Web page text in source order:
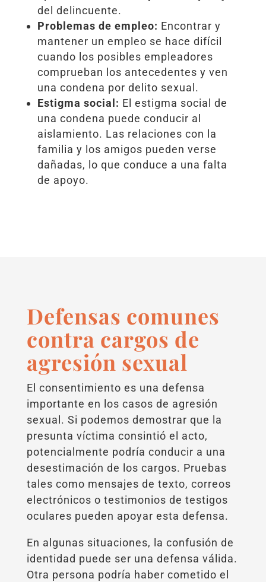
del delincuente.
Problemas de empleo: Encontrar y
mantener un empleo se hace difícil
cuando los posibles empleadores
comprueban los antecedentes y ven
una condena por delito sexual.
Estigma social: El estigma social de
una condena puede conducir al
aislamiento. Las relaciones con la
familia y los amigos pueden verse
dañadas, lo que conduce a una falta
de apoyo.
Defensas comunes
contra cargos de
agresión sexual
El consentimiento es una defensa
importante en los casos de agresión
sexual. Si podemos demostrar que la
presunta víctima consintió el acto,
potencialmente podría conducir a una
desestimación de los cargos. Pruebas
tales como mensajes de texto, correos
electrónicos o testimonios de testigos
oculares pueden apoyar esta defensa.
En algunas situaciones, la confusión de
identidad puede ser una defensa válida.
Otra persona podría haber cometido el